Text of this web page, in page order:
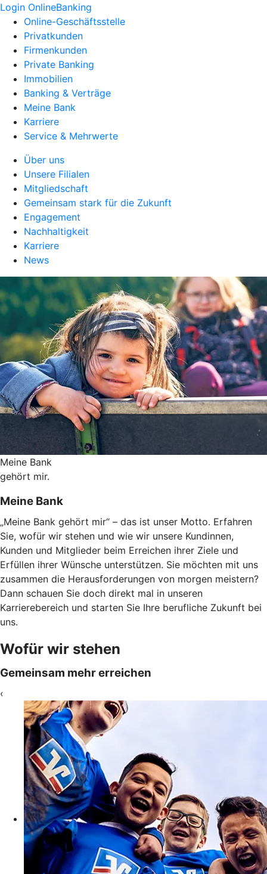
Login OnlineBanking
Online-Geschäftsstelle
Privatkunden
Firmenkunden
Private Banking
Immobilien
Banking & Verträge
Meine Bank
Karriere
Service & Mehrwerte
Über uns
Unsere Filialen
Mitgliedschaft
Gemeinsam stark für die Zukunft
Engagement
Nachhaltigkeit
Karriere
News
Meine Bank
gehört mir.
Meine Bank
„Meine Bank gehört mir“ – das ist unser Motto. Erfahren
Sie, wofür wir stehen und wie wir unsere Kundinnen,
Kunden und Mitglieder beim Erreichen ihrer Ziele und
Erfüllen ihrer Wünsche unterstützen. Sie möchten mit uns
zusammen die Herausforderungen von morgen meistern?
Dann schauen Sie doch direkt mal in unseren
Karrierebereich und starten Sie Ihre berufliche Zukunft bei
uns.
Wofür wir stehen
Gemeinsam mehr erreichen
‹